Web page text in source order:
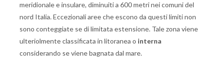
meridionale e insulare, diminuiti a 600 metri nei comuni del
nord Italia. Eccezionali aree che escono da questi limiti non
sono conteggiate se di limitata estensione. Tale zona viene
ulteriolmente classificata in litoranea o interna
considerando se viene bagnata dal mare.